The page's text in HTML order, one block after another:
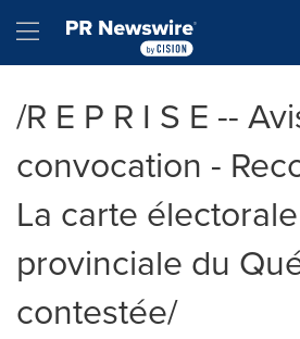
Hamburger menu
/R E P R I S E --
convocation -
La carte électorale
provinciale du
contestée/